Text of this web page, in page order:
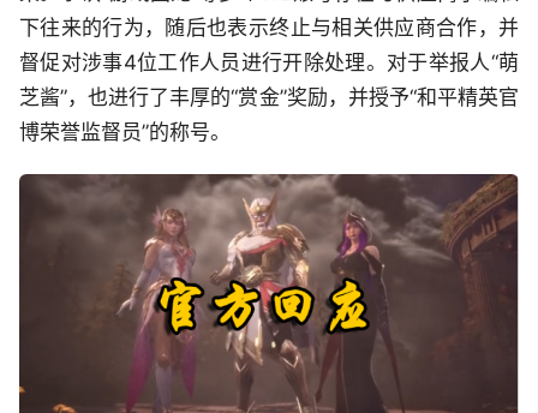
下往来的行为，随后也表示终止与相关供应商合作，并
督促对涉事4位工作人员进行开除处理。对于举报人“萌
芝酱”，也进行了丰厚的“赏金”奖励，并授予“和平精英官
博荣誉监督员”的称号。